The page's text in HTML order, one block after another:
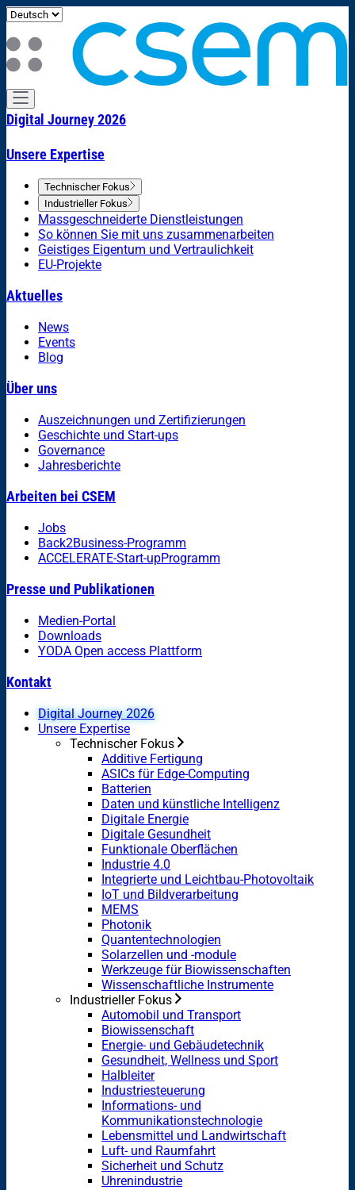
Digital Journey 2026
Unsere Expertise
Technischer Fokus
Industrieller Fokus
Massgeschneiderte Dienstleistungen
So können Sie mit uns zusammenarbeiten
Geistiges Eigentum und Vertraulichkeit
EU-Projekte
Aktuelles
News
Events
Blog
Über uns
Auszeichnungen und Zertifizierungen
Geschichte und Start-ups
Governance
Jahresberichte
Arbeiten bei CSEM
Jobs
Back2Business-Programm
ACCELERATE-Start-upProgramm
Presse und Publikationen
Medien-Portal
Downloads
YODA Open access Plattform
Kontakt
Digital Journey 2026
Unsere Expertise
Technischer Fokus
Additive Fertigung
ASICs für Edge-Computing
Batterien
Daten und künstliche Intelligenz
Digitale Energie
Digitale Gesundheit
Funktionale Oberflächen
Industrie 4.0
Integrierte und Leichtbau-Photovoltaik
IoT und Bildverarbeitung
MEMS
Photonik
Quantentechnologien
Solarzellen und -module
Werkzeuge für Biowissenschaften
Wissenschaftliche Instrumente
Industrieller Fokus
Automobil und Transport
Biowissenschaft
Energie- und Gebäudetechnik
Gesundheit, Wellness und Sport
Halbleiter
Industriesteuerung
Informations- und
Kommunikationstechnologie
Lebensmittel und Landwirtschaft
Luft- und Raumfahrt
Sicherheit und Schutz
Uhrenindustrie